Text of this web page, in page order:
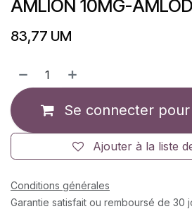
AMLION 10MG-
83,77 UM
Se connecter
Ajouter à la liste
Conditions générales
Garantie satisfait ou remboursé de 30